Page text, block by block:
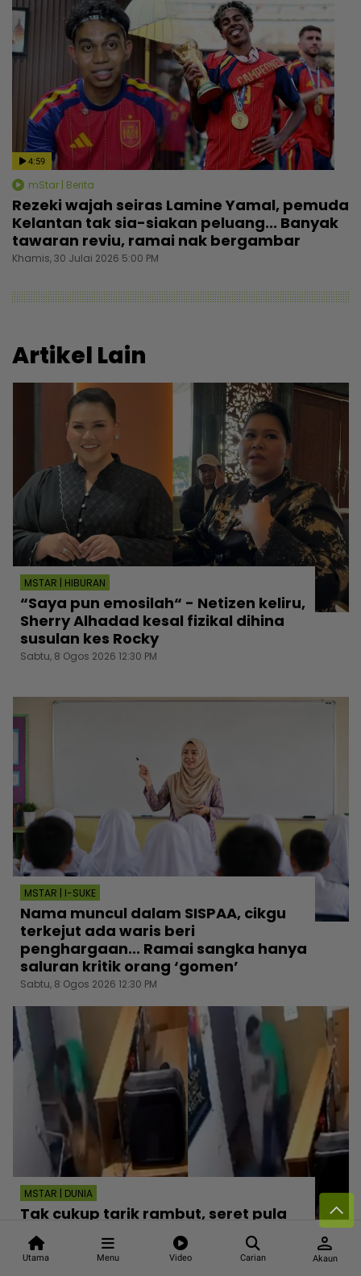
Utama Menu Video Carian
person
Akaun
4:59
mStar | Berita
Rezeki wajah seiras Lamine Yamal, pemuda
Kelantan tak sia-siakan peluang... Banyak
tawaran reviu, ramai nak bergambar
Khamis, 30 Julai 2026 5:00 PM
Artikel Lain
MSTAR | HIBURAN
“Saya pun emosilah“ - Netizen keliru,
Sherry Alhadad kesal fizikal dihina
susulan kes Rocky
Sabtu, 8 Ogos 2026 12:30 PM
MSTAR | I-SUKE
Nama muncul dalam SISPAA, cikgu
terkejut ada waris beri
penghargaan... Ramai sangka hanya
saluran kritik orang ‘gomen’
Sabtu, 8 Ogos 2026 12:30 PM
MSTAR | DUNIA
Tak cukup tarik rambut, seret pula
atas jalan! Padah bersekedudukan,
wanita didera lelaki baran serah
bukti CCTV